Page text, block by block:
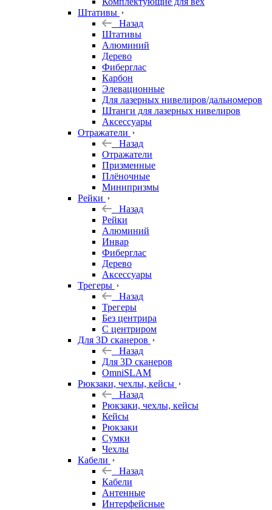
Штативы
Назад
Штативы
Алюминий
Дерево
Фиберглас
Карбон
Элевационные
Для лазерных нивелиров/дальномеров
Штанги для лазерных нивелиров
Аксессуары
Отражатели
Назад
Отражатели
Призменные
Плёночные
Минипризмы
Рейки
Назад
Рейки
Алюминий
Инвар
Фиберглас
Дерево
Аксессуары
Трегеры
Назад
Трегеры
Без центрира
С центриром
Для 3D сканеров
Назад
Для 3D сканеров
OmniSLAM
Рюкзаки, чехлы, кейсы
Назад
Рюкзаки, чехлы, кейсы
Кейсы
Рюкзаки
Сумки
Чехлы
Кабели
Назад
Кабели
Антенные
Интерфейсные